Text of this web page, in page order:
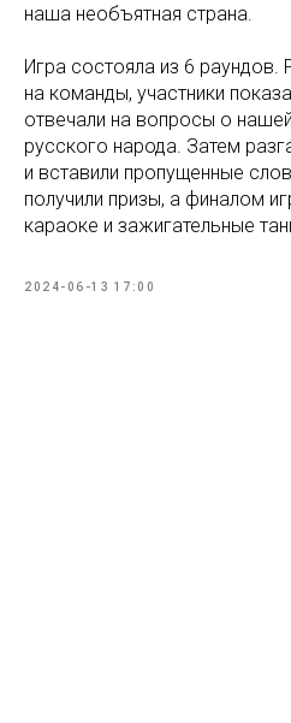
наша необъятная страна.
Игра состояла из 6 раундов.
на команды, участники
отвечали на вопросы о
русского народа. Затем
и вставили пропущенные
получили призы, а финалом
караоке и зажигательные
2024-06-13 17:00